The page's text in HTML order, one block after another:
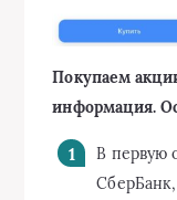
Покупаем
информация.
В первую
СберБанк,